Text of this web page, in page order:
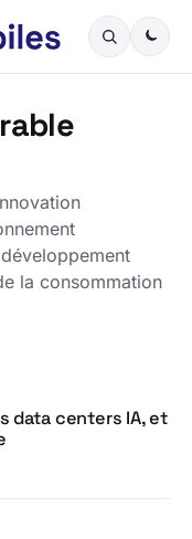
la consommation
data centers IA, et